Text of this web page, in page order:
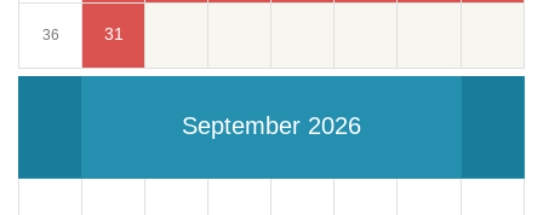
36 31
September 2026